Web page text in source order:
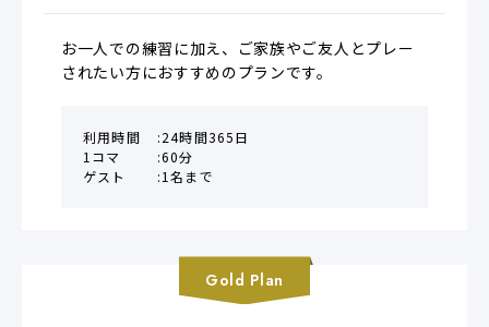
お一人での練習に加え、ご家族やご友人とプレー
されたい方におすすめのプランです。
利用時間
24時間365日
1コマ
60分
ゲスト
1名まで
Gold Plan